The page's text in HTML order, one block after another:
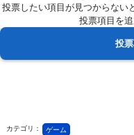
投票したい項目が見つからない
投票項目を
カテゴリ： ゲーム